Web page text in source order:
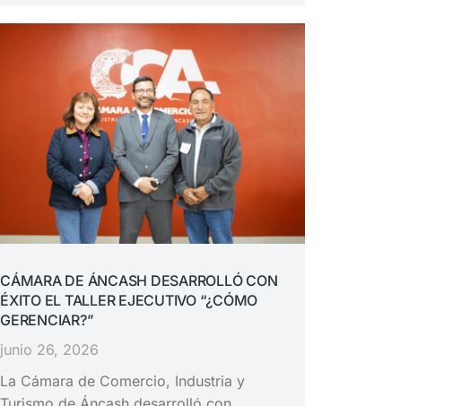
CÁMARA DE ÁNCASH DESARROLLÓ CON
ÉXITO EL TALLER EJECUTIVO “¿CÓMO
GERENCIAR?”
junio 26, 2026
La Cámara de Comercio, Industria y